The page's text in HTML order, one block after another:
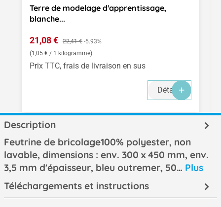
Terre de modelage d'apprentissage,
blanche...
Prix de vente :
21,08 € Prix régulier :
22,41 € -5.93%
(1,05 € / 1 kilogramme)
Prix TTC, frais de livraison en sus
Détails
Description
Feutrine de bricolage100% polyester, non
lavable, dimensions : env. 300 x 450 mm, env.
3,5 mm d'épaisseur, bleu outremer, 50… Plus
Téléchargements et instructions